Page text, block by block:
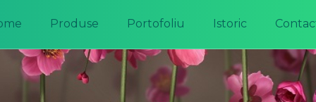
Produse Portofoliu Istoric